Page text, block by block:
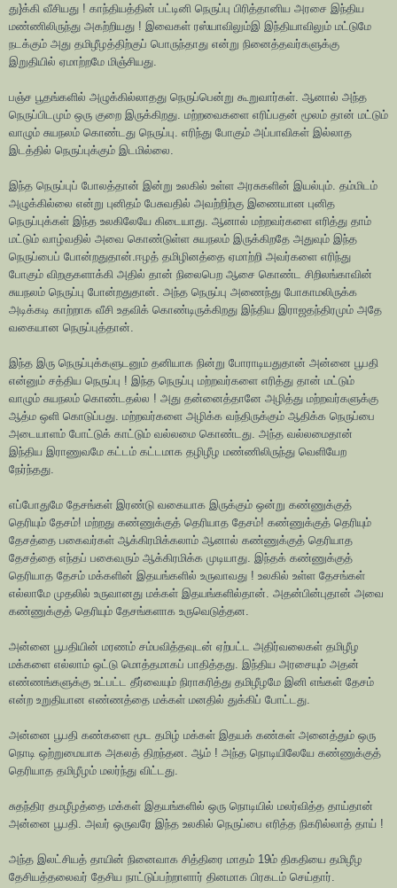
து}க்கி வீசியது ! காந்தியத்தின் பட்டினி நெருப்பு பிரித்தானிய அரசை இந்திய
மண்ணிலிருந்து அகற்றியது ! இவைகள் ரஸ்யாவிலும்இ இந்தியாவிலும் மட்டுமே
நடக்கும் அது தமிழீழத்திற்குப் பொருந்தாது என்று நினைத்தவர்களுக்கு
இறுதியில் ஏமாற்றமே மிஞ்சியது.
பஞ்ச பூதங்களில் அழுக்கில்லாதது நெருப்பென்று கூறுவார்கள். ஆனால் அந்த
நெருப்பிடமும் ஒரு குறை இருக்கிறது. மற்றவைகளை எரிப்பதன் மூலம் தான் மட்டும்
வாழும் சுயநலம் கொண்டது நெருப்பு. எரிந்து போகும் அப்பாவிகள் இல்லாத
இடத்தில் நெருப்புக்கும் இடமில்லை.
இந்த நெருப்புப் போலத்தான் இன்று உலகில் உள்ள அரசுகளின் இயல்பும். தம்மிடம்
அழுக்கில்லை என்று புனிதம் பேசுவதில் அவற்றிற்கு இணையான புனித
நெருப்புக்கள் இந்த உலகிலேயே கிடையாது. ஆனால் மற்றவர்களை எரித்து தாம்
மட்டும் வாழ்வதில் அவை கொண்டுள்ள சுயநலம் இருக்கிறதே அதுவும் இந்த
நெருப்பைப் போன்றதுதான்.ஈழத் தமிழினத்தை ஏமாற்றி அவர்களை எரிந்து
போகும் விறகுகளாக்கி அதில் தான் நிலைபெற ஆசை கொண்ட சிறிலங்காவின்
சுயநலம் நெருப்பு போன்றதுதான். அந்த நெருப்பு அணைந்து போகாமலிருக்க
அடிக்கடி காற்றாக வீசி உதவிக் கொண்டிருக்கிறது இந்திய இராஜதந்திரமும் அதே
வகையான நெருப்புத்தான்.
இந்த இரு நெருப்புக்களுடனும் தனியாக நின்று போராடியதுதான் அன்னை பூபதி
என்னும் சத்திய நெருப்பு ! இந்த நெருப்பு மற்றவர்களை எரித்து தான் மட்டும்
வாழும் சுயநலம் கொண்டதல்ல ! அது தன்னைத்தானே அழித்து மற்றவர்களுக்கு
ஆத்ம ஒளி கொடுப்பது. மற்றவர்களை அழிக்க வந்திருக்கும் ஆதிக்க நெருப்பை
அடையாளம் போட்டுக் காட்டும் வல்லமை கொண்டது. அந்த வல்லமைதான்
இந்திய இராணுவமே கட்டம் கட்டமாக தழிழீழ மண்ணிலிருந்து வெளியேற
நேர்ந்தது.
எப்போதுமே தேசங்கள் இரண்டு வகையாக இருக்கும் ஒன்று கண்ணுக்குத்
தெரியும் தேசம்! மற்றது கண்ணுக்குத் தெரியாத தேசம்! கண்ணுக்குத் தெரியும்
தேசத்தை பகைவர்கள் ஆக்கிரமிக்கலாம் ஆனால் கண்ணுக்குத் தெரியாத
தேசத்தை எந்தப் பகைவரும் ஆக்கிரமிக்க முடியாது. இந்தக் கண்ணுக்குத்
தெரியாத தேசம் மக்களின் இதயங்களில் உருவாவது ! உலகில் உள்ள தேசங்கள்
எல்லாமே முதலில் உருவானது மக்கள் இதயங்களில்தான். அதன்பின்புதான் அவை
கண்ணுக்குத் தெரியும் தேசங்களாக உருவெடுத்தன.
அன்னை பூபதியின் மரணம் சம்பவித்தவுடன் ஏற்பட்ட அதிர்வலைகள் தமிழீழ
மக்களை எல்லாம் ஒட்டு மொத்தமாகப் பாதித்தது. இந்திய அரசையும் அதன்
எண்ணங்களுக்கு உட்பட்ட தீர்வையும் நிராகரித்து தமிழீழமே இனி எங்கள் தேசம்
என்ற உறுதியான எண்ணத்தை மக்கள் மனதில் துக்கிப் போட்டது.
அன்னை பூபதி கண்களை மூட தமிழ் மக்கள் இதயக் கண்கள் அனைத்தும் ஒரு
நொடி ஒற்றுமையாக அகலத் திறந்தன. ஆம் ! அந்த நொடியிலேயே கண்ணுக்குத்
தெரியாத தமிழீழம் மலர்ந்து விட்டது.
சுதந்திர தமழீழத்தை மக்கள் இதயங்களில் ஒரு நொடியில் மலர்வித்த தாய்தான்
அன்னை பூபதி. அவர் ஒருவரே இந்த உலகில் நெருப்பை எரித்த நிகரில்லாத் தாய் !
அந்த இலட்சியத் தாயின் நினைவாக சித்திரை மாதம் 19ம் திகதியை தமிழீழ
தேசியத்தலைவர் தேசிய நாட்டுப்பற்றாளார் தினமாக பிரகடம் செய்தார்.